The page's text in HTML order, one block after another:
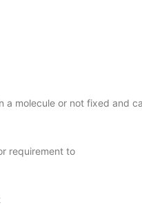
a molecule or not fixed and
requirement to